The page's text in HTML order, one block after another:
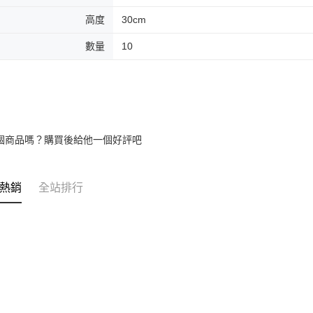
高度 30cm
數量 10
商品嗎？購買後給他一個好評吧
銷 全站排行